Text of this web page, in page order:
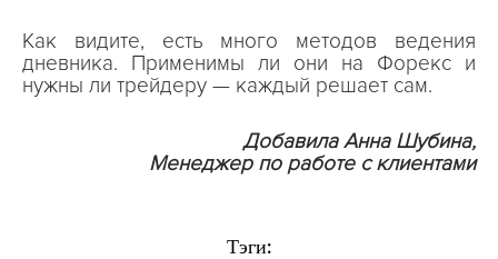
Как видите, есть много методов ведения
дневника. Применимы ли они на Форекс и
нужны ли трейдеру — каждый решает сам.
Добавила Анна Шубина,
Менеджер по работе с клиентами
Тэги: